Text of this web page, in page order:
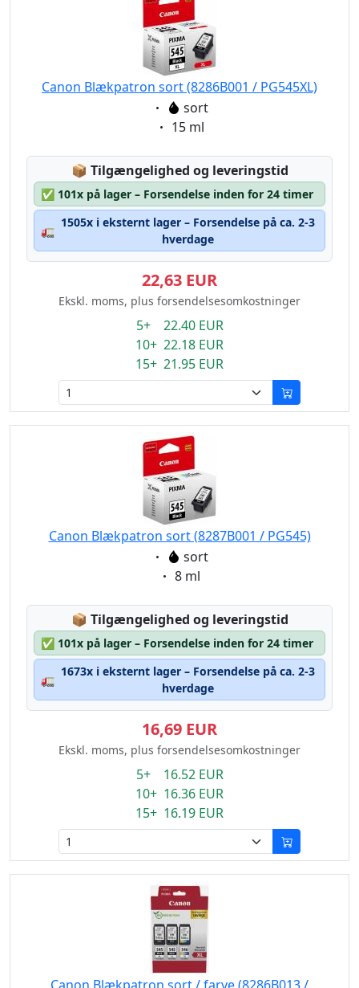
Canon Blækpatron sort (8286B001 / PG545XL)
Eigenschaft:
sort
Eigenschaft:
15 ml
📦 Lagerstatus:
Tilgængelighed og leveringstid
✅ 101x på lager – Forsendelse inden for 24 timer
🚛
1505x i eksternt lager – Forsendelse på ca. 2-3
hverdage
22,63 EUR
Ekskl. moms, plus forsendelsesomkostninger
5+ 22.40 EUR
10+ 22.18 EUR
15+ 21.95 EUR
Canon Blækpatron sort (8287B001 / PG545)
Eigenschaft:
sort
Eigenschaft:
8 ml
📦 Lagerstatus:
Tilgængelighed og leveringstid
✅ 101x på lager – Forsendelse inden for 24 timer
🚛
1673x i eksternt lager – Forsendelse på ca. 2-3
hverdage
16,69 EUR
Ekskl. moms, plus forsendelsesomkostninger
5+ 16.52 EUR
10+ 16.36 EUR
15+ 16.19 EUR